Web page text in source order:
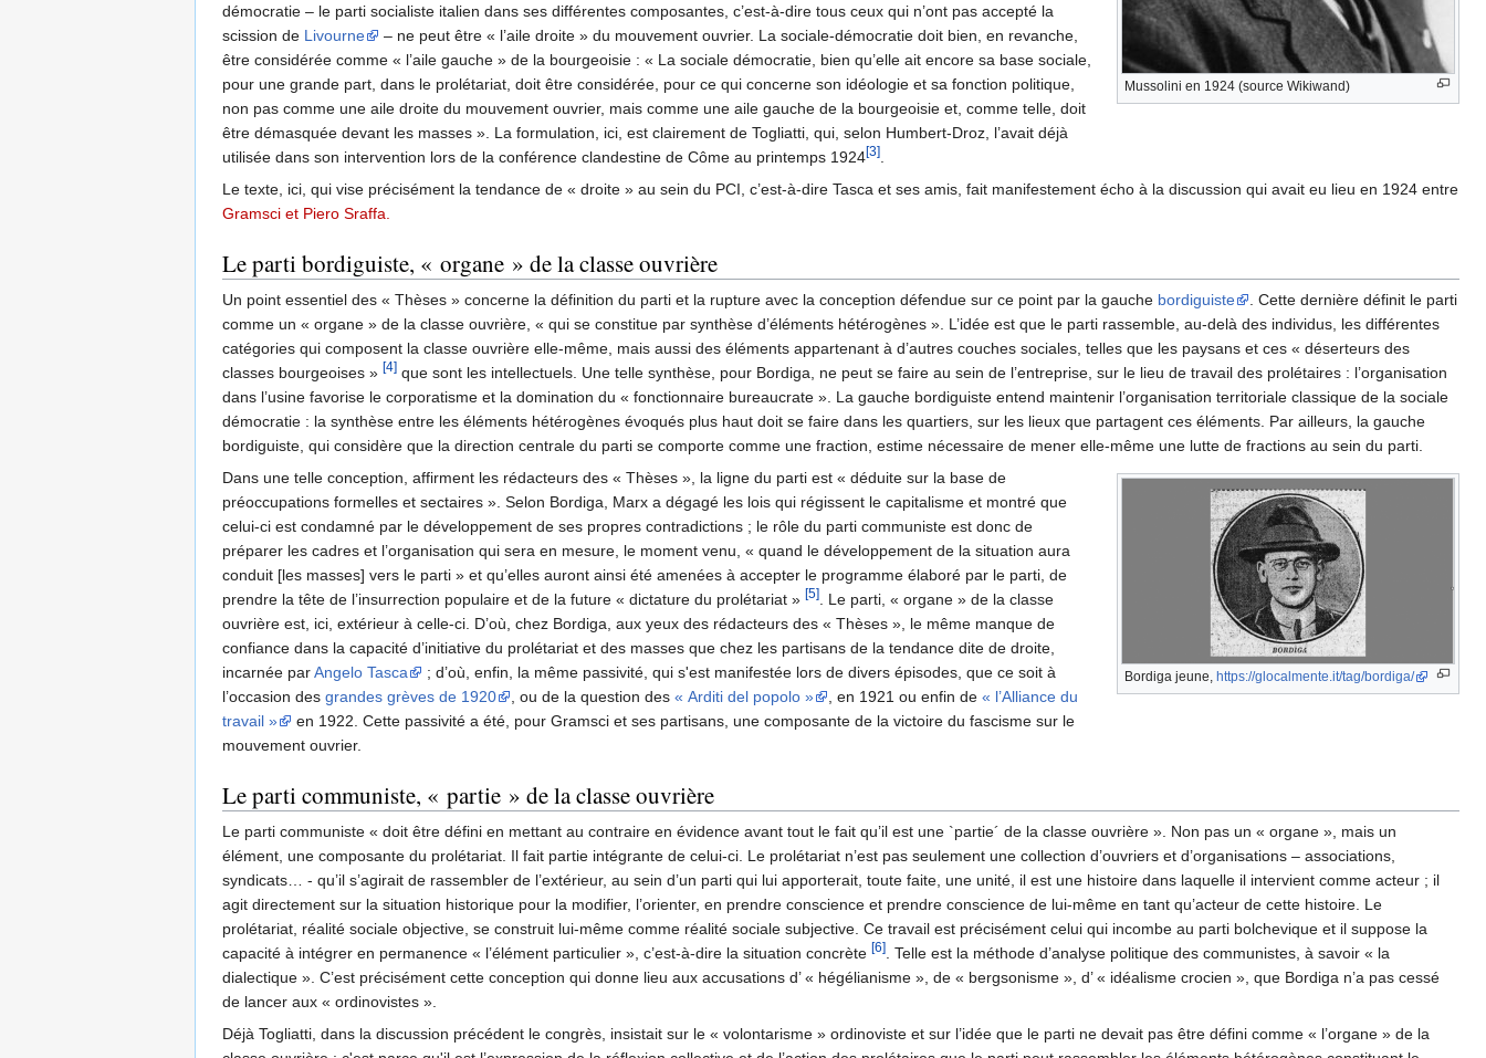
Mussolini en 1924 (source Wikiwand)
démocratie – le parti socialiste italien dans ses différentes composantes, c’est-à-dire tous ceux qui n’ont pas accepté la
scission de Livourne
– ne peut être « l’aile droite » du mouvement ouvrier. La sociale-démocratie doit bien, en revanche,
être considérée comme « l’aile gauche » de la bourgeoisie : « La sociale démocratie, bien qu’elle ait encore sa base sociale,
pour une grande part, dans le prolétariat, doit être considérée, pour ce qui concerne son idéologie et sa fonction politique,
non pas comme une aile droite du mouvement ouvrier, mais comme une aile gauche de la bourgeoisie et, comme telle, doit
être démasquée devant les masses ». La formulation, ici, est clairement de Togliatti, qui, selon Humbert-Droz, l’avait déjà
utilisée dans son intervention lors de la conférence clandestine de Côme au printemps 1924[3]
Le texte, ici, qui vise précisément la tendance de « droite » au sein du PCI, c’est-à-dire Tasca et ses amis, fait manifestement écho à la discussion qui avait eu lieu en 1924 entre
Gramsci et Piero Sraffa.
Le parti bordiguiste, « organe » de la classe ouvrière
Un point essentiel des « Thèses » concerne la définition du parti et la rupture avec la conception défendue sur ce point par la gauche bordiguiste
. Cette dernière définit le parti
comme un « organe » de la classe ouvrière, « qui se constitue par synthèse d’éléments hétérogènes ». L’idée est que le parti rassemble, au-delà des individus, les différentes
catégories qui composent la classe ouvrière elle-même, mais aussi des éléments appartenant à d’autres couches sociales, telles que les paysans et ces « déserteurs des
classes bourgeoises » [4] que sont les intellectuels. Une telle synthèse, pour Bordiga, ne peut se faire au sein de l’entreprise, sur le lieu de travail des prolétaires : l’organisation
dans l’usine favorise le corporatisme et la domination du « fonctionnaire bureaucrate ». La gauche bordiguiste entend maintenir l’organisation territoriale classique de la sociale
démocratie : la synthèse entre les éléments hétérogènes évoqués plus haut doit se faire dans les quartiers, sur les lieux que partagent ces éléments. Par ailleurs, la gauche
bordiguiste, qui considère que la direction centrale du parti se comporte comme une fraction, estime nécessaire de mener elle-même une lutte de fractions au sein du parti.
Bordiga jeune, https://glocalmente.it/tag/bordiga/
Dans une telle conception, affirment les rédacteurs des « Thèses », la ligne du parti est « déduite sur la base de
préoccupations formelles et sectaires ». Selon Bordiga, Marx a dégagé les lois qui régissent le capitalisme et montré que
celui-ci est condamné par le développement de ses propres contradictions ; le rôle du parti communiste est donc de
préparer les cadres et l’organisation qui sera en mesure, le moment venu, « quand le développement de la situation aura
conduit [les masses] vers le parti » et qu’elles auront ainsi été amenées à accepter le programme élaboré par le parti, de
prendre la tête de l’insurrection populaire et de la future « dictature du prolétariat » [5]
. Le parti, « organe » de la classe
ouvrière est, ici, extérieur à celle-ci. D’où, chez Bordiga, aux yeux des rédacteurs des « Thèses », le même manque de
confiance dans la capacité d’initiative du prolétariat et des masses que chez les partisans de la tendance dite de droite,
incarnée parAngelo Tasca
; d’où, enfin, la même passivité, qui s'est manifestée lors de divers épisodes, que ce soit à
l’occasion des grandes grèves de 1920 , ou de la question des « Arditi del popolo » , en 1921 ou enfin de « l’Alliance du
travail »
en 1922. Cette passivité a été, pour Gramsci et ses partisans, une composante de la victoire du fascisme sur le
mouvement ouvrier.
Le parti communiste, « partie » de la classe ouvrière
Le parti communiste « doit être défini en mettant au contraire en évidence avant tout le fait qu’il est une `partie´ de la classe ouvrière ». Non pas un « organe », mais un
élément, une composante du prolétariat. Il fait partie intégrante de celui-ci. Le prolétariat n’est pas seulement une collection d’ouvriers et d’organisations – associations,
syndicats… - qu’il s’agirait de rassembler de l’extérieur, au sein d’un parti qui lui apporterait, toute faite, une unité, il est une histoire dans laquelle il intervient comme acteur ; il
agit directement sur la situation historique pour la modifier, l’orienter, en prendre conscience et prendre conscience de lui-même en tant qu’acteur de cette histoire. Le
prolétariat, réalité sociale objective, se construit lui-même comme réalité sociale subjective. Ce travail est précisément celui qui incombe au parti bolchevique et il suppose la
capacité à intégrer en permanence « l’élément particulier », c’est-à-dire la situation concrète [6]
. Telle est la méthode d’analyse politique des communistes, à savoir « la
dialectique ». C’est précisément cette conception qui donne lieu aux accusations d’ « hégélianisme », de « bergsonisme », d’ « idéalisme crocien », que Bordiga n’a pas cessé
de lancer aux « ordinovistes ».
Déjà Togliatti, dans la discussion précédent le congrès, insistait sur le « volontarisme » ordinoviste et sur l’idée que le parti ne devait pas être défini comme « l’organe » de la